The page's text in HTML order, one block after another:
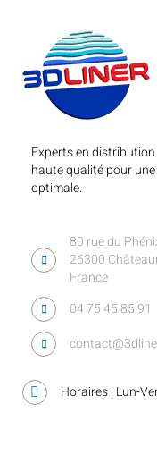
Experts en
haute qualité pour
optimale.
80 rue du
26300
France
04 75 45 85 91
Horaires : Lun-